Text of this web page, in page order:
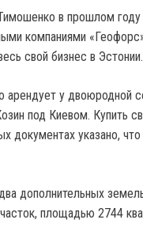
в прошлом
компаниями
свой бизнес в Эстонии.
арендует у двоюродной
под Киевом. Купить
документах указано, что
дополнительных
площадью 2744